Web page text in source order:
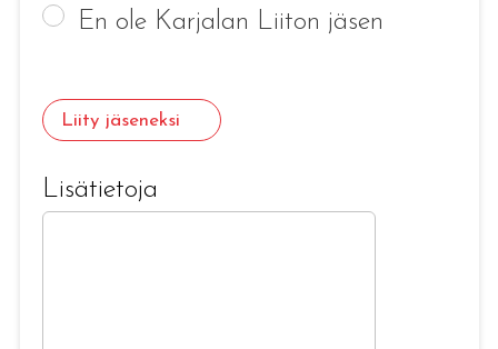
En ole Karjalan Liiton jäsen
Liity jäseneksi
Lisätietoja